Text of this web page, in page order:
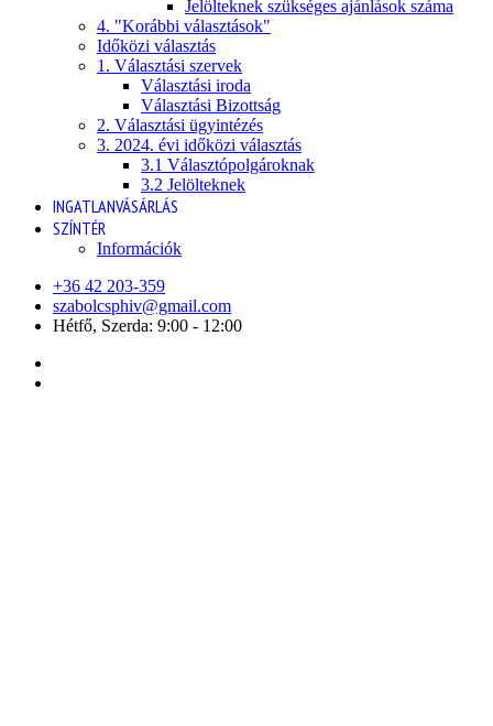
Jelölteknek szükséges ajánlások száma
4. "Korábbi választások"
Időközi választás
1. Választási szervek
Választási iroda
Választási Bizottság
2. Választási ügyintézés
3. 2024. évi időközi választás
3.1 Választópolgároknak
3.2 Jelölteknek
INGATLANVÁSÁRLÁS
SZÍNTÉR
Információk
+36 42 203-359
szabolcsphiv@gmail.com
Hétfő, Szerda: 9:00 - 12:00